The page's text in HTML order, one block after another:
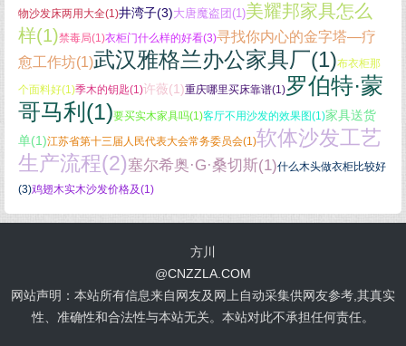
物沙发床两用大全(1)井湾子(3)大唐魔盗团(1)美耀邦家具怎么
样(1)禁毒局(1)衣柜门什么样的好看(3)寻找你内心的金字塔—疗
愈工作坊(1)武汉雅格兰办公家具厂(1)布衣柜那
个面料好(1)季木的钥匙(1)许薇(1)重庆哪里买床靠谱(1)罗伯特·蒙
哥马利(1)要买实木家具吗(1)客厅不用沙发的效果图(1)家具送货
单(1)江苏省第十三届人民代表大会常务委员会(1)软体沙发工艺
生产流程(2)塞尔希奥·G·桑切斯(1)什么木头做衣柜比较好
(3)鸡翅木实木沙发价格及(1)
方川
@CNZZLA.COM
网站声明：本站所有信息来自网友及网上自动采集供网友参考,其真实
性、准确性和合法性与本站无关。本站对此不承担任何责任。